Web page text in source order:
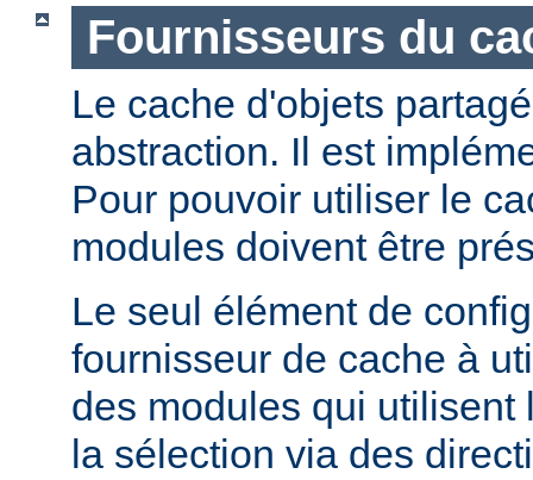
Fournisseurs du
Le cache d'objets
abstraction. Il est
Pour pouvoir utiliser le
modules doivent être
Le seul élément de
fournisseur de cache à
des modules qui
la sélection via des